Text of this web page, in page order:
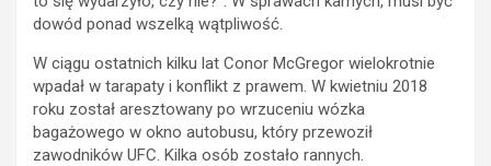
dowód ponad wszelką wątpliwość.
W ciągu ostatnich kilku lat Conor McGregor wielokrotnie
wpadał w tarapaty i konflikt z prawem. W kwietniu 2018
roku został aresztowany po wrzuceniu wózka
bagażowego w okno autobusu, który przewoził
zawodników UFC. Kilka osób zostało rannych.